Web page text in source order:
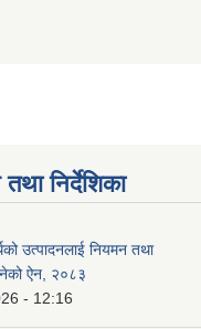
निर्देशिका
उत्पादनलाई नियमन तथा
ऐन, २०८३
- 12:16